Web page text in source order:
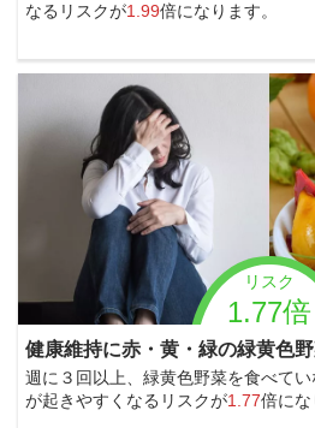
なるリスクが1.99倍になります。
リスク
1.77倍
健康維持に赤・黄・緑の緑黄色
週に３回以上、緑黄色野菜を食べて
が起きやすくなるリスクが1.77倍にな